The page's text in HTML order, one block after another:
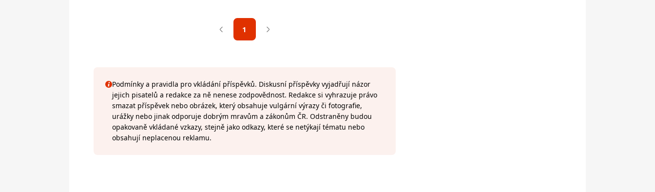
1
Podmínky a pravidla pro vkládání příspěvků. Diskusní příspěvky vyjadřují názor
jejich pisatelů a redakce za ně nenese zodpovědnost. Redakce si vyhrazuje právo
smazat příspěvek nebo obrázek, který obsahuje vulgární výrazy či fotografie,
urážky nebo jinak odporuje dobrým mravům a zákonům ČR. Odstraněny budou
opakovaně vkládané vzkazy, stejně jako odkazy, které se netýkají tématu nebo
obsahují neplacenou reklamu.